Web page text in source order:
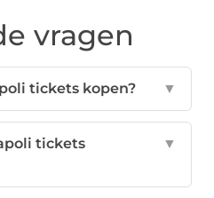
vragen
tickets kopen? ▼
tickets
▼